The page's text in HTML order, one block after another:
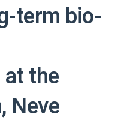
term bio-
the
Neve